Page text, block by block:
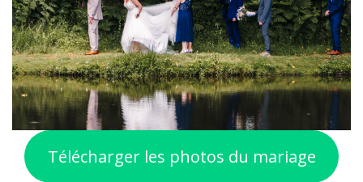
Télécharger les photos du mariage